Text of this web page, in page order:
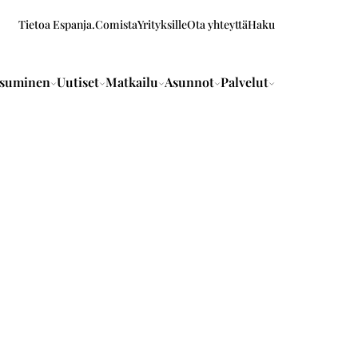
Tietoa Espanja.ComistaYrityksilleOta yhteyttäHaku
Uutiset Matkailu Asunnot Palvelut